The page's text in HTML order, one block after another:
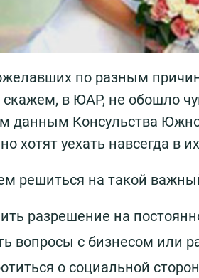
по разным
скажем, в ЮАР, не обошло
данным Консульства
хотят уехать навсегда в
решиться на такой
разрешение на
вопросы с бизнесом или
о социальной